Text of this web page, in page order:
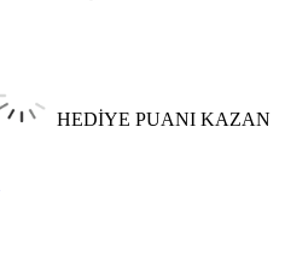
HEDİYE PUANI KAZAN